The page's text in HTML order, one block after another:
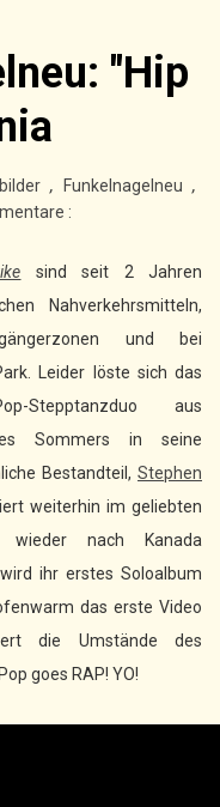
a
v
n
"Hip
, Funkelnagelneu,
:
sind seit 2 Jahren
Nahverkehrsmitteln,
und bei
Leider löste sich das
Stepptanzduo aus
Sommers in seine
Bestandteil, Stephen
weiterhin im geliebten
wieder nach Kanada
ihr erstes Soloalbum
das erste Video
die Umstände des
goes RAP! YO!